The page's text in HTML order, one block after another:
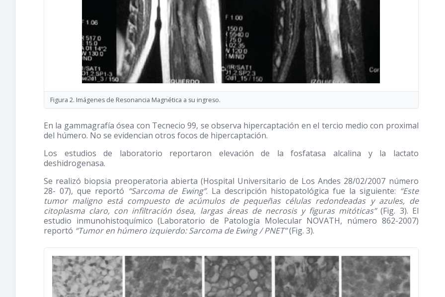
Figura 2. Imágenes de Resonancia Magnética a su ingreso.
En la gammagrafía ósea con Tecnecio 99, se observa hipercaptación en el tercio medio con proximal
del húmero. No se evidencian otros focos de hipercaptación.
Los estudios de laboratorio reportaron elevación de la fosfatasa alcalina y la lactato
deshidrogenasa.
Se realizó biopsia preoperatoria abierta (Hospital Universitario de Los Andes 28/02/2007 número
28- 07), que reportó “Sarcoma de Ewing”. La descripción histopatológica fue la siguiente: “Este
tumor maligno está compuesto de acúmulos de pequeñas células redondeadas y azules, de
citoplasma claro, con infiltración ósea, largas áreas de necrosis y figuras mitóticas”(Fig. 3). El
estudio inmunohistoquímico (Laboratorio de Patología Molecular NOVATH, número 862-2007)
reportó “Tumor en húmero izquierdo: Sarcoma de Ewing / PNET”(Fig. 3).